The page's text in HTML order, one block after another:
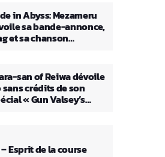
in Abyss: Mezameru
sa bande-annonce,
et sa chanson
san of Reiwa dévoile
crédits de son
« Gun Valsey’s
Esprit de la course